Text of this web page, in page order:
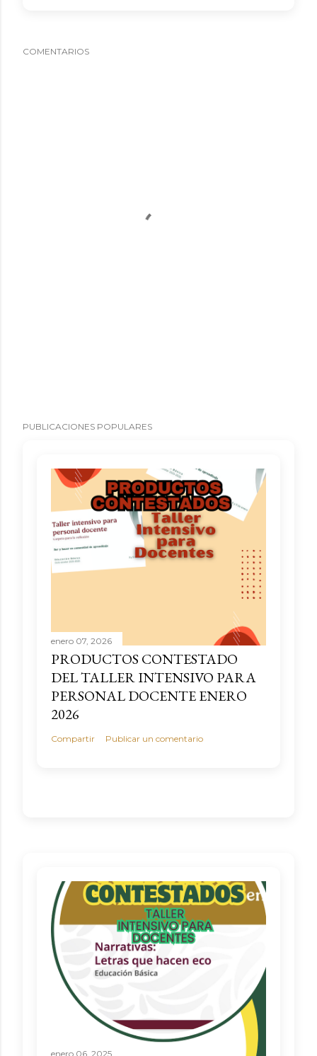
COMENTARIOS
PUBLICACIONES POPULARES
enero 07, 2026
PRODUCTOS CONTESTADO
DEL TALLER INTENSIVO PARA
PERSONAL DOCENTE ENERO
2026
Compartir Publicar un comentario
enero 06, 2025